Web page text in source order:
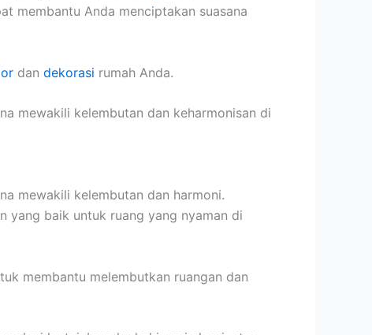
membantu Anda menciptakan suasana
dan dekorasi rumah Anda.
mewakili kelembutan dan keharmonisan di
mewakili kelembutan dan harmoni.
yang baik untuk ruang yang nyaman di
membantu melembutkan ruangan dan